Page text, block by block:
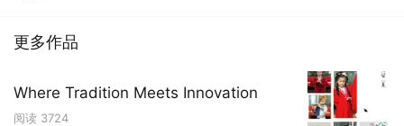
更多作品
Where Tradition Meets Innovation
阅读 3724